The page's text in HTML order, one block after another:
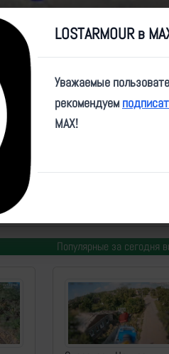
Play
12697
Артем
Популярные за сегодня
LOSTARMOUR в
Уважаемые
рекомендуем
MAX!